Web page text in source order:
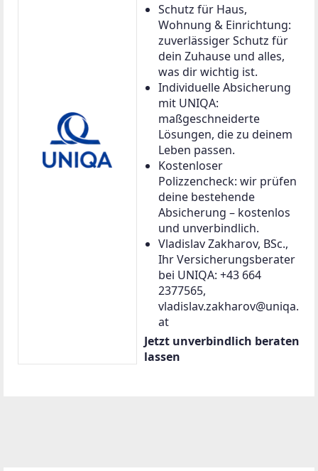
Schutz für Haus,
Wohnung & Einrichtung:
zuverlässiger Schutz für
dein Zuhause und alles,
was dir wichtig ist.
Individuelle Absicherung
mit UNIQA:
maßgeschneiderte
Lösungen, die zu deinem
Leben passen.
Kostenloser
Polizzencheck: wir prüfen
deine bestehende
Absicherung – kostenlos
und unverbindlich.
Vladislav Zakharov, BSc.,
Ihr Versicherungsberater
bei UNIQA: +43 664
2377565,
vladislav.zakharov@uniqa.
at
Jetzt unverbindlich beraten
lassen